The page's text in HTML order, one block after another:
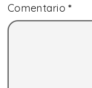
Comentario*